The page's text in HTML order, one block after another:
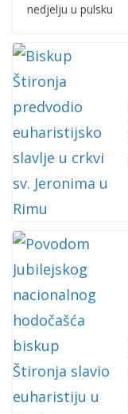
nedjelju u pulsku